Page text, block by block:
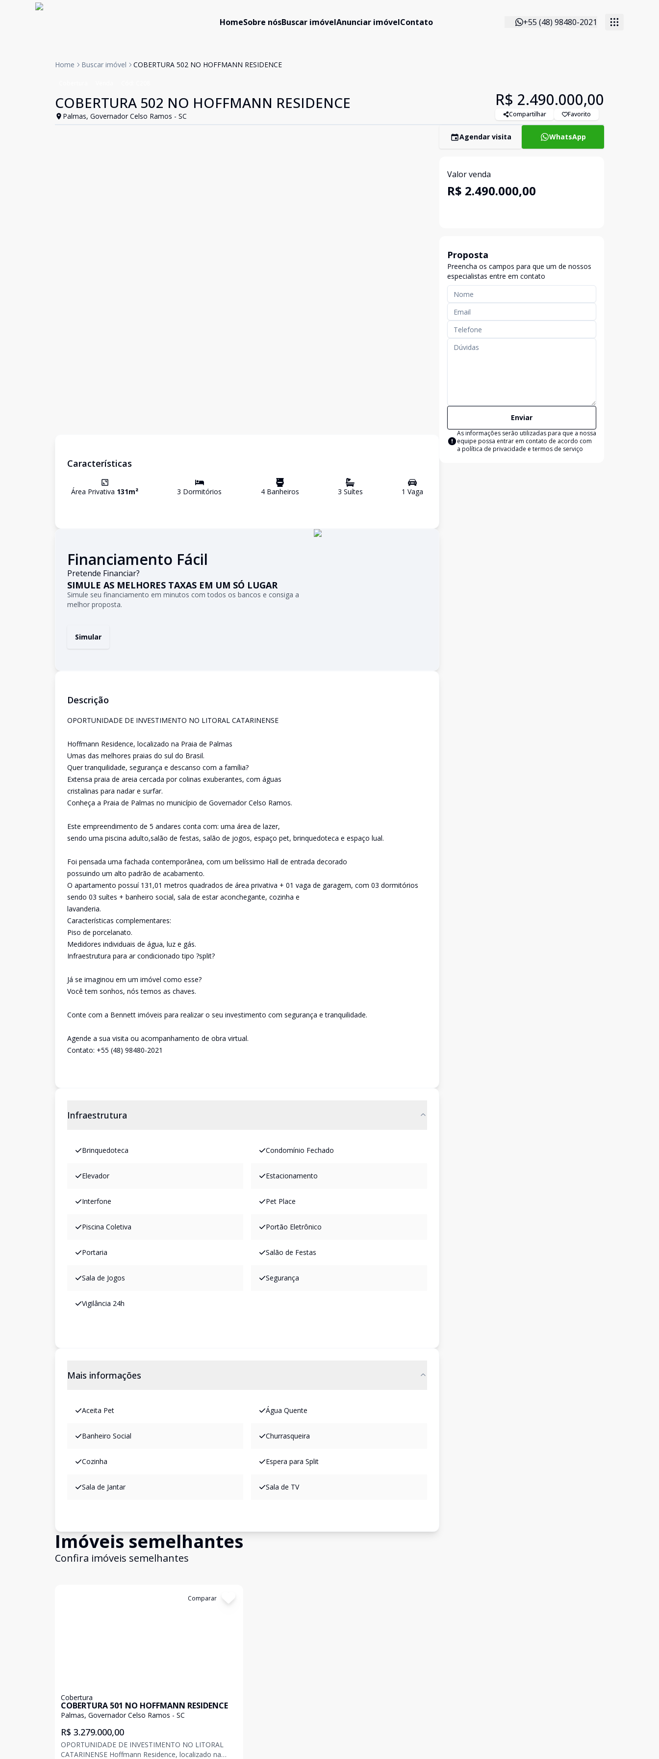
HomeSobre nósBuscar imóvelAnunciar imóvelContato +55 (48) 98480-2021
Home Buscar imóvel COBERTURA 502 NO HOFFMANN RESIDENCE
COBERTURA 502 NO HOFFMANN RESIDENCE
Palmas, Governador Celso Ramos - SC
R$ 2.490.000,00
Compartilhar Favorito
Características
Área Privativa 131m² 3 Dormitórios 4Banheiros 3 Suítes 1 Vaga
Financiamento Fácil
Pretende Financiar?
SIMULE AS MELHORES TAXAS EM UM SÓ LUGAR
Simule seu financiamento em minutos com todos os bancos e consiga a
melhor proposta.
Simular
Descrição
OPORTUNIDADE DE INVESTIMENTO NO LITORAL CATARINENSE
Hoffmann Residence, localizado na Praia de Palmas
Umas das melhores praias do sul do Brasil.
Quer tranquilidade, segurança e descanso com a família?
Extensa praia de areia cercada por colinas exuberantes, com águas
cristalinas para nadar e surfar.
Conheça a Praia de Palmas no município de Governador Celso Ramos.
Este empreendimento de 5 andares conta com: uma área de lazer,
sendo uma piscina adulto,salão de festas, salão de jogos, espaço pet, brinquedoteca e espaço lual.
Foi pensada uma fachada contemporânea, com um belíssimo Hall de entrada decorado
possuindo um alto padrão de acabamento.
O apartamento possuí 131,01 metros quadrados de área privativa + 01 vaga de garagem, com 03 dormitórios
sendo 03 suítes + banheiro social, sala de estar aconchegante, cozinha e
lavanderia.
Características complementares:
Piso de porcelanato.
Medidores individuais de água, luz e gás.
Infraestrutura para ar condicionado tipo ?split?
Já se imaginou em um imóvel como esse?
Você tem sonhos, nós temos as chaves.
Conte com a Bennett imóveis para realizar o seu investimento com segurança e tranquilidade.
Agende a sua visita ou acompanhamento de obra virtual.
Contato: +55 (48) 98480-2021
Infraestrutura
Brinquedoteca Condomínio Fechado
Elevador Estacionamento
Interfone Pet Place
Piscina Coletiva Portão Eletrônico
Portaria Salão de Festas
Sala de Jogos Segurança
Vigilância 24h
Mais informações
Aceita Pet Água Quente
Banheiro Social Churrasqueira
Cozinha Espera para Split
Sala de Jantar Sala de TV
Imóveis semelhantes
Confira imóveis semelhantes
Comparar
Cobertura
COBERTURA 501 NO HOFFMANN RESIDENCE
Palmas, Governador Celso Ramos - SC
R$ 3.279.000,00
OPORTUNIDADE DE INVESTIMENTO NO LITORAL
CATARINENSE Hoffmann Residence, localizado na
Agendar visita WhatsApp
Valor venda
R$ 2.490.000,00
Proposta
Preencha os campos para que um de nossos
especialistas entre em contato
Enviar
As informações serão utilizadas para que a nossa
equipe possa entrar em contato de acordo com
a política de privacidade e termos de serviço